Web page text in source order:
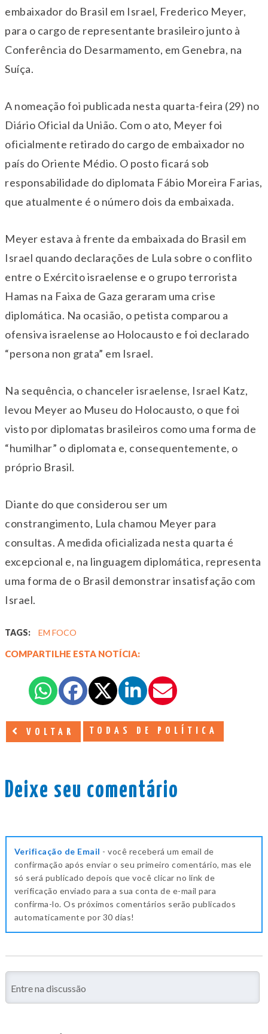
embaixador do Brasil em Israel, Frederico Meyer,
para o cargo de representante brasileiro junto à
Conferência do Desarmamento, em Genebra, na
Suíça.
A nomeação foi publicada nesta quarta-feira (29) no
Diário Oficial da União. Com o ato, Meyer foi
oficialmente retirado do cargo de embaixador no
país do Oriente Médio. O posto ficará sob
responsabilidade do diplomata Fábio Moreira Farias,
que atualmente é o número dois da embaixada.
Meyer estava à frente da embaixada do Brasil em
Israel quando declarações de Lula sobre o conflito
entre o Exército israelense e o grupo terrorista
Hamas na Faixa de Gaza geraram uma crise
diplomática. Na ocasião, o petista comparou a
ofensiva israelense ao Holocausto e foi declarado
“persona non grata” em Israel.
Na sequência, o chanceler israelense, Israel Katz,
levou Meyer ao Museu do Holocausto, o que foi
visto por diplomatas brasileiros como uma forma de
“humilhar” o diplomata e, consequentemente, o
próprio Brasil.
Diante do que considerou ser um
constrangimento, Lula chamou Meyer para
consultas. A medida oficializada nesta quarta é
excepcional e, na linguagem diplomática, representa
uma forma de o Brasil demonstrar insatisfação com
Israel.
TAGS: EM FOCO
COMPARTILHE ESTA NOTÍCIA:
VOLTAR TODAS DE POLÍTICA
Deixe seu comentário
Verificação de Email - você receberá um email de
confirmação após enviar o seu primeiro comentário, mas ele
só será publicado depois que você clicar no link de
verificação enviado para a sua conta de e-mail para
confirma-lo. Os próximos comentários serão publicados
automaticamente por 30 dias!